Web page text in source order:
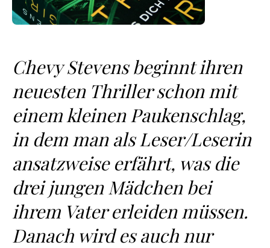
Chevy Stevens beginnt ihren
neuesten Thriller schon mit
einem kleinen Paukenschlag,
in dem man als Leser/Leserin
ansatzweise erfährt, was die
drei jungen Mädchen bei
ihrem Vater erleiden müssen.
Danach wird es auch nur